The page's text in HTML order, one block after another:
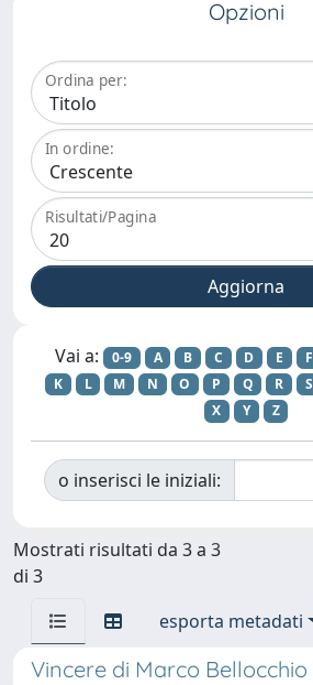
Opzioni
Ordina per:
In ordine:
Risultati/Pagina
Vai a: 0-9 A B C D E F
K
L M N O P Q R S
X
Y Z
o inserisci le iniziali:
Mostrati risultati da 3 a 3
di 3
esporta metadati
Vincere di Marco Bellocchio